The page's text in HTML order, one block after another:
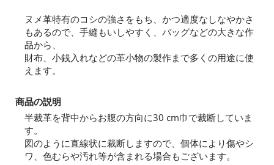
ヌメ革特有のコシの強さをもち、かつ適度なしなやかさ
もあるので、手縫もいしやすく、バッグなどの大きな作
品から、
財布、小銭入れなどの革小物の製作まで多くの用途に使
えます。
商品の説明
半裁革を背中からお腹の方向に30 cm巾で裁断していま
す。
図のように直線状に裁断しますので、個体により傷やシ
ワ、色むらや汚れ等が含まれる場合もございます。